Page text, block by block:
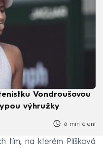
Vondroušovou
výhružky
6 min čtení
tím, na kterém Plíšková